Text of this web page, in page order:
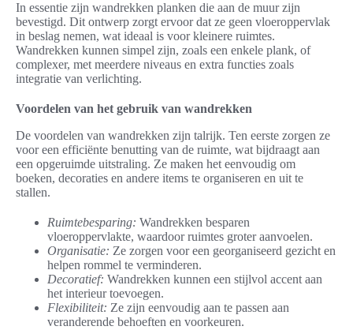
In essentie zijn wandrekken planken die aan de muur zijn
bevestigd. Dit ontwerp zorgt ervoor dat ze geen vloeroppervlak
in beslag nemen, wat ideaal is voor kleinere ruimtes.
Wandrekken kunnen simpel zijn, zoals een enkele plank, of
complexer, met meerdere niveaus en extra functies zoals
integratie van verlichting.
Voordelen van het gebruik van wandrekken
De voordelen van wandrekken zijn talrijk. Ten eerste zorgen ze
voor een efficiënte benutting van de ruimte, wat bijdraagt aan
een opgeruimde uitstraling. Ze maken het eenvoudig om
boeken, decoraties en andere items te organiseren en uit te
stallen.
Ruimtebesparing: Wandrekken besparen
vloeroppervlakte, waardoor ruimtes groter aanvoelen.
Organisatie: Ze zorgen voor een georganiseerd gezicht en
helpen rommel te verminderen.
Decoratief: Wandrekken kunnen een stijlvol accent aan
het interieur toevoegen.
Flexibiliteit: Ze zijn eenvoudig aan te passen aan
veranderende behoeften en voorkeuren.